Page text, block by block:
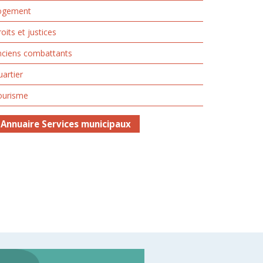
et justices
combattants
Annuaire Services municipaux